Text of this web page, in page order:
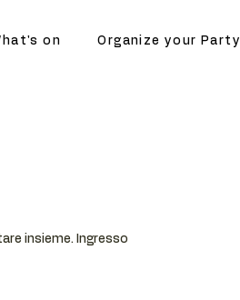
on Organize your Party
insieme. Ingresso